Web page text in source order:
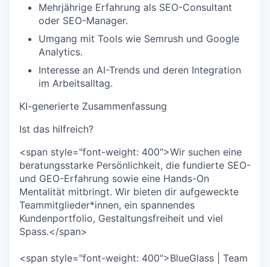
Mehrjährige Erfahrung als SEO-Consultant
oder SEO-Manager.
Umgang mit Tools wie Semrush und Google
Analytics.
Interesse an AI-Trends und deren Integration
im Arbeitsalltag.
KI-generierte Zusammenfassung
Ist das hilfreich?
<span style="font-weight: 400">Wir suchen eine
beratungsstarke Persönlichkeit, die fundierte SEO-
und GEO-Erfahrung sowie eine Hands-On
Mentalität mitbringt. Wir bieten dir aufgeweckte
Teammitglieder*innen, ein spannendes
Kundenportfolio, Gestaltungsfreiheit und viel
Spass.</span>
<span style="font-weight: 400">BlueGlass | Team